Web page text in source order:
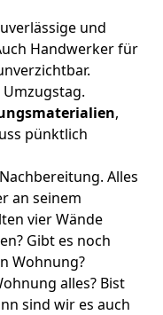
und
Handwerker für
,
pünktlich
Alles
an seinem
vier Wände
Gibt es noch
Wohnung?
alles? Bist
sind wir es auch